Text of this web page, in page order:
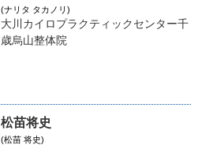
(ナリタ タカノリ)
大川カイロプラクティックセンター千
歳烏山整体院
松苗将史
(松苗 将史)